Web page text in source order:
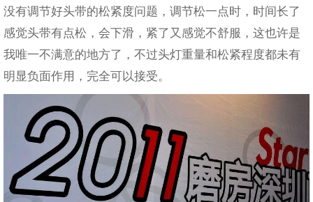
没有调节好头带的松紧度问题，调节松一点时，时间长了
感觉头带有点松，会下滑，紧了又感觉不舒服，这也许是
我唯一不满意的地方了，不过头灯重量和松紧程度都未有
明显负面作用，完全可以接受。